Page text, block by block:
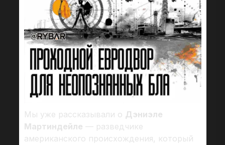
Мы уже рассказывали о Дэниэле
Мартиндейле — разведчике
американского происхождения, который